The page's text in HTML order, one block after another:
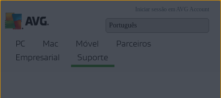
Iniciar sessão em AVG Account
PC Mac Móvel
Parceiros
Empresarial
Suporte